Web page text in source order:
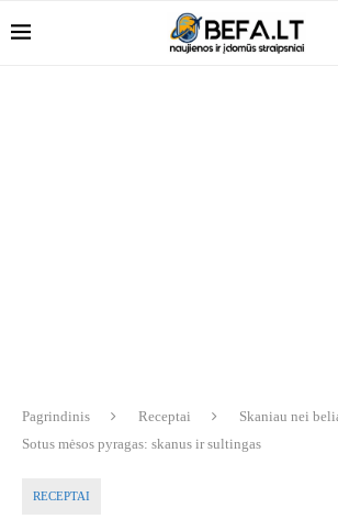
Pagrindinis Receptai
Skaniau nei
Sotus mėsos pyragas: skanus ir sultingas
RECEPTAI